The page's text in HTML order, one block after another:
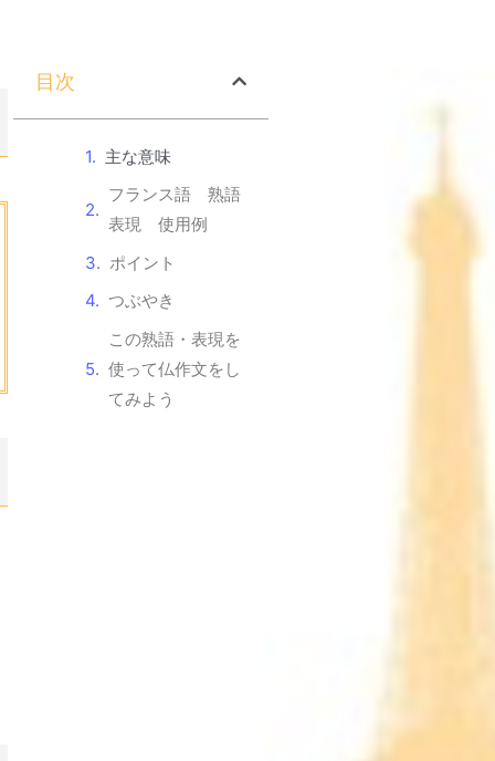
目次
主な意味
フランス語 熟語
表現 使用例
ポイント
つぶやき
この熟語・表現を
使って仏作文をし
てみよう